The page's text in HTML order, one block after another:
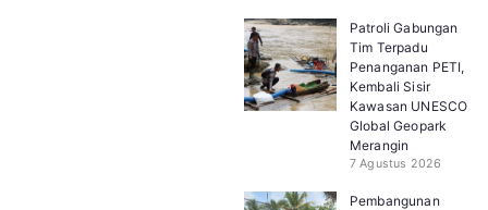
Patroli Gabungan
Tim Terpadu
Penanganan PETI,
Kembali Sisir
Kawasan UNESCO
Global Geopark
Merangin
7 Agustus 2026
Pembangunan